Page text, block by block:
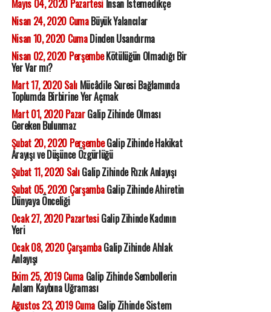
Mayıs 04, 2020 Pazartesiİnsan İstemedikçe
Nisan 24, 2020 CumaBüyük Yalancılar
Nisan 10, 2020 CumaDinden Usandırma
Nisan 02, 2020 PerşembeKötülüğün Olmadığı Bir
Yer Var mı?
Mart 17, 2020 SalıMücâdile Suresi Bağlamında
Toplumda Birbirine Yer Açmak
Mart 01, 2020 PazarGalip Zihinde Olması
Gereken Bulunmaz
Şubat 20, 2020 PerşembeGalip Zihinde Hakikat
Arayışı ve Düşünce Özgürlüğü
Şubat 11, 2020 SalıGalip Zihinde Rızık Anlayışı
Şubat 05, 2020 ÇarşambaGalip Zihinde Ahiretin
Dünyaya Önceliği
Ocak 27, 2020 PazartesiGalip Zihinde Kadının
Yeri
Ocak 08, 2020 ÇarşambaGalip Zihinde Ahlak
Anlayışı
Ekim 25, 2019 CumaGalip Zihinde Sembollerin
Anlam Kaybına Uğraması
Ağustos 23, 2019 CumaGalip Zihinde Sistem